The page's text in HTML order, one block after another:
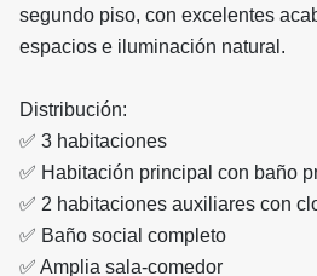
segundo piso, con excelentes
espacios e iluminación natural.
Distribución:
✅ 3 habitaciones
✅ Habitación principal con baño
✅ 2 habitaciones auxiliares con
✅ Baño social completo
✅ Amplia sala-comedor